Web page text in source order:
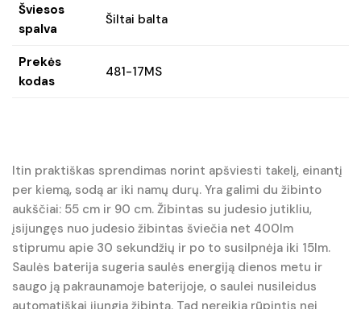
Šviesos
spalva
Šiltai balta
Prekės
kodas
481-17MS
Itin praktiškas sprendimas norint apšviesti takelį, einantį
per kiemą, sodą ar iki namų durų. Yra galimi du žibinto
aukščiai: 55 cm ir 90 cm. Žibintas su judesio jutikliu,
įsijungęs nuo judesio žibintas šviečia net 400lm
stiprumu apie 30 sekundžių ir po to susilpnėja iki 15lm.
Saulės baterija sugeria saulės energiją dienos metu ir
saugo ją pakraunamoje baterijoje, o saulei nusileidus
automatiškai įjungia žibintą. Tad nereikia rūpintis nei